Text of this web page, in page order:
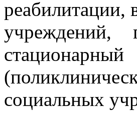
реабилитации,
учреждений,
социальных